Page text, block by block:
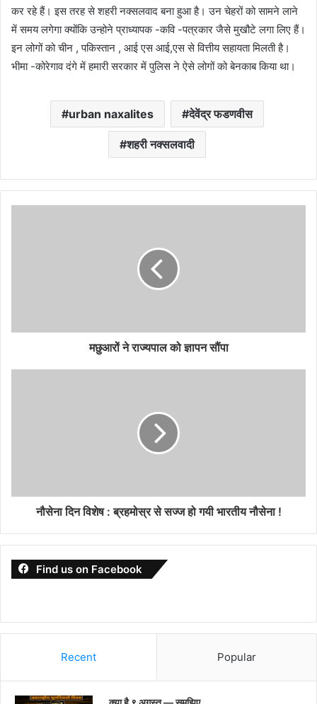
कर रहे हैं। इस तरह से शहरी नक्सलवाद बना हुआ है। उन चेहरों को सामने लाने
में समय लगेगा क्योंकि उन्होने प्राध्यापक -कवि -पत्रकार जैसे मुखौटे लगा लिए हैं।
इन लोगों को चीन , पकिस्तान , आई एस आई,एस से वित्तीय सहायता मिलती है।
भीमा -कोरेगाव दंगे में हमारी सरकार में पुलिस ने ऐसे लोगों को बेनकाब किया था।
urban naxalites देवेंद्र फडणवीस
शहरी नक्सलवादी
मछुआरों ने राज्यपाल को ज्ञापन सौंपा
नौसेना दिन विशेष : ब्रहमोस्र से सज्ज हो गयी भारतीय नौसेना !
Find us on Facebook
Recent Popular